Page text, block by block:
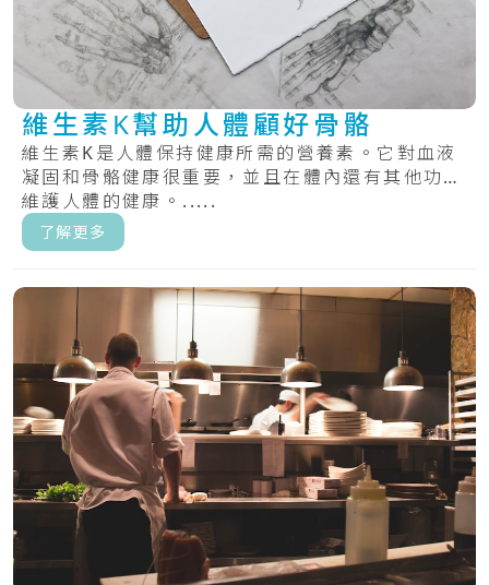
維生素K幫助人體顧好骨骼
維生素K是人體保持健康所需的營養素。它對血液
凝固和骨骼健康很重要，並且在體內還有其他功能
維護人體的健康。.....
了解更多